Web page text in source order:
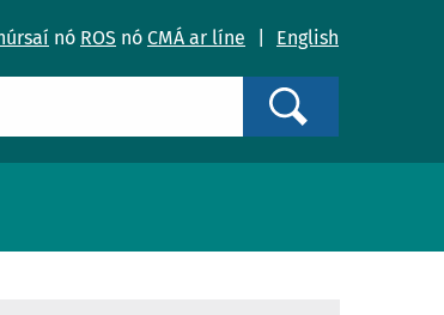
nó ROS nó CMÁ ar líne English